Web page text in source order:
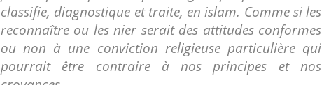
classifie, diagnostique et traite, en islam. Comme si les
reconnaître ou les nier serait des attitudes conformes
ou non à une conviction religieuse particulière qui
pourrait être contraire à nos principes et nos